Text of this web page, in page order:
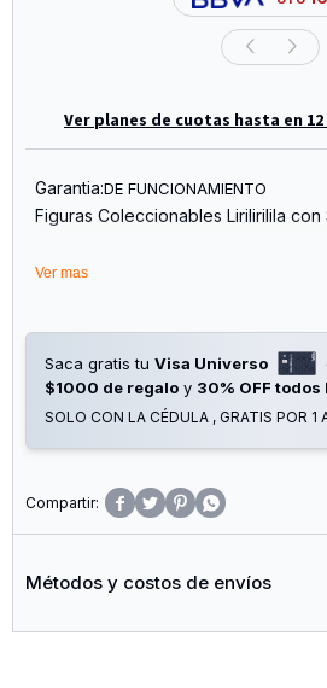
Ver planes de cuotas hasta en
Garantia:DE FUNCIONAMIENTO
Figuras Coleccionables Lirilirilila
Divertidas Figuras Virales
Ver mas
Saca gratis tu Visa Universo
$1000 de regalo y 30% OFF todos
SOLO CON LA CÉDULA , GRATIS POR 1
   
Métodos y costos de envíos